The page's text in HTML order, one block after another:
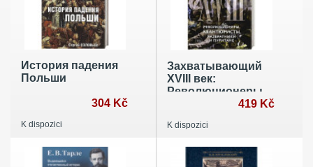
История падения
Польши
304 Kč
K dispozici
Захватывающий
XVIII век:
Революционеры,
авантюристы,
пуритане. Эпоха,
изменившая мир
419 Kč
K dispozici